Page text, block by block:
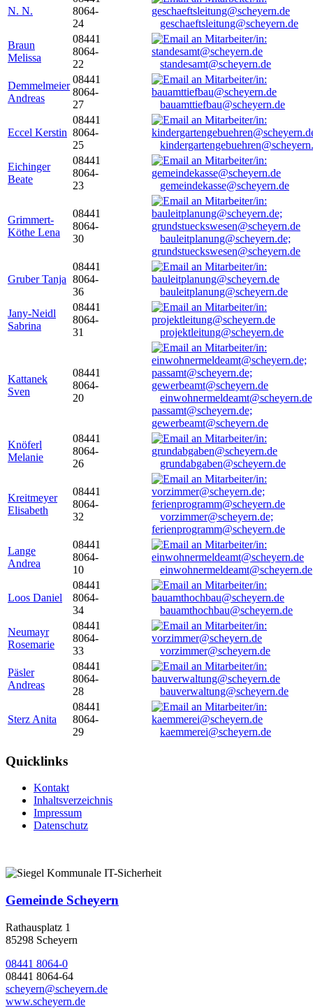
N. N.
8064-
24
geschaeftsleitung@scheyern.de
Braun
Melissa
08441
8064-
22
standesamt@scheyern.de
Demmelmeier
Andreas
08441
8064-
27
bauamttiefbau@scheyern.de
Eccel Kerstin
08441
8064-
25
Eichinger
Beate
08441
8064-
23
gemeindekasse@scheyern.de
Grimmert-
Köthe Lena
08441
8064-
30
bauleitplanung@scheyern.de;
grundstueckswesen@scheyern.de
Gruber Tanja
08441
8064-
36
bauleitplanung@scheyern.de
Jany-Neidl
Sabrina
08441
8064-
31
projektleitung@scheyern.de
Kattanek
Sven
08441
8064-
20
passamt@scheyern.de;
gewerbeamt@scheyern.de
Knöferl
Melanie
08441
8064-
26
grundabgaben@scheyern.de
Kreitmeyer
Elisabeth
08441
8064-
32
vorzimmer@scheyern.de;
ferienprogramm@scheyern.de
Lange
Andrea
08441
8064-
10
einwohnermeldeamt@scheyern.de
Loos Daniel
08441
8064-
34
bauamthochbau@scheyern.de
Neumayr
Rosemarie
08441
8064-
33
vorzimmer@scheyern.de
Päsler
Andreas
08441
8064-
28
bauverwaltung@scheyern.de
Sterz Anita
08441
8064-
29
kaemmerei@scheyern.de
Quicklinks
Kontakt
Inhaltsverzeichnis
Impressum
Datenschutz
Gemeinde Scheyern
Rathausplatz 1
85298 Scheyern
08441 8064-0
08441 8064-64
scheyern@scheyern.de
www.scheyern.de